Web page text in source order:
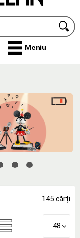
Meniu
145 cărți
48